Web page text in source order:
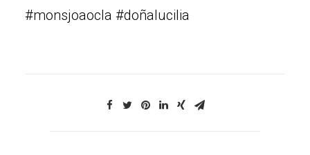
#monsjoaocla #doñalucilia